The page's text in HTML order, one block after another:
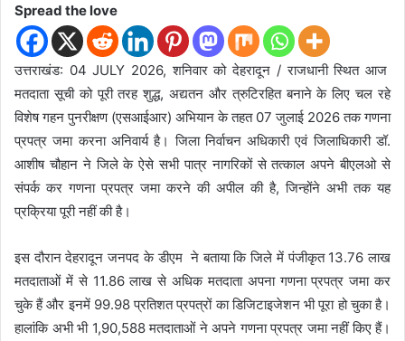
Spread the love
उत्तराखंड: 04 JULY 2026, शनिवार को देहरादून / राजधानी स्थित आज
मतदाता सूची को पूरी तरह शुद्ध, अद्यतन और त्रुटिरहित बनाने के लिए चल रहे
विशेष गहन पुनरीक्षण (एसआईआर) अभियान के तहत 07 जुलाई 2026 तक गणना
प्रपत्र जमा करना अनिवार्य है। जिला निर्वाचन अधिकारी एवं जिलाधिकारी डॉ.
आशीष चौहान ने जिले के ऐसे सभी पात्र नागरिकों से तत्काल अपने बीएलओ से
संपर्क कर गणना प्रपत्र जमा करने की अपील की है, जिन्होंने अभी तक यह
प्रक्रिया पूरी नहीं की है।
इस दौरान देहरादून जनपद के डीएम ने बताया कि जिले में पंजीकृत 13.76 लाख
मतदाताओं में से 11.86 लाख से अधिक मतदाता अपना गणना प्रपत्र जमा कर
चुके हैं और इनमें 99.98 प्रतिशत प्रपत्रों का डिजिटाइजेशन भी पूरा हो चुका है।
हालांकि अभी भी 1,90,588 मतदाताओं ने अपने गणना प्रपत्र जमा नहीं किए हैं।